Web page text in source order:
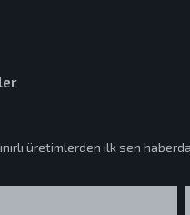
üretimlerden ilk sen